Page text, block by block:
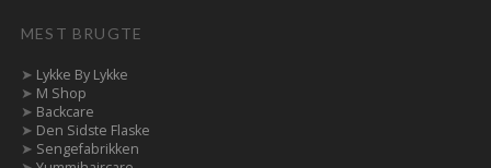
MEST BRUGTE
➤ Lykke By Lykke
➤ M Shop
➤ Backcare
➤ Den Sidste Flaske
➤ Sengefabrikken